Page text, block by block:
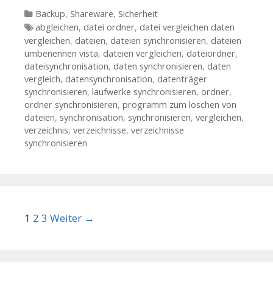
Kategorien
Backup, Shareware, Sicherheit
Tags
abgleichen, datei ordner, datei vergleichen daten
vergleichen, dateien, dateien synchronisieren, dateien
umbenennen vista, dateien vergleichen, dateiordner,
dateisynchronisation, daten synchronisieren, daten
vergleich, datensynchronisation, datenträger
synchronisieren, laufwerke synchronisieren, ordner,
ordner synchronisieren, programm zum löschen von
dateien, synchronisation, synchronisieren, vergleichen,
verzeichnis, verzeichnisse, verzeichnisse
synchronisieren
Beitrags-Navigation
1 2 3 Weiter →